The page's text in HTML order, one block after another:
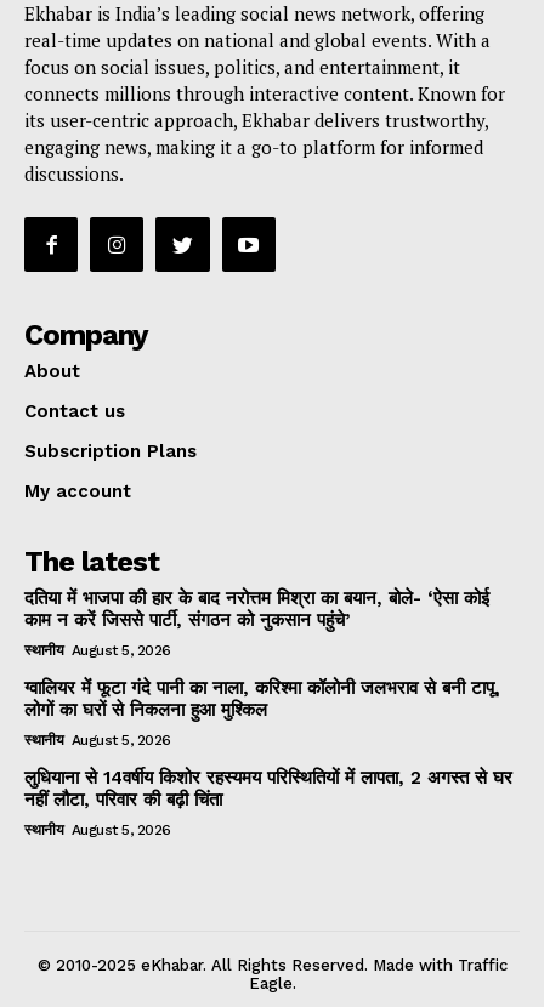
Ekhabar is India’s leading social news network, offering
real-time updates on national and global events. With a
focus on social issues, politics, and entertainment, it
connects millions through interactive content. Known for
its user-centric approach, Ekhabar delivers trustworthy,
engaging news, making it a go-to platform for informed
discussions.
Company
About
Contact us
Subscription Plans
My account
The latest
दतिया में भाजपा की हार के बाद नरोत्तम मिश्रा का बयान, बोले- ‘ऐसा कोई
काम न करें जिससे पार्टी, संगठन को नुकसान पहुंचे’
स्थानीय August 5, 2026
ग्वालियर में फूटा गंदे पानी का नाला, करिश्मा कॉलोनी जलभराव से बनी टापू,
लोगों का घरों से निकलना हुआ मुश्किल
स्थानीय August 5, 2026
लुधियाना से 14वर्षीय किशोर रहस्यमय परिस्थितियों में लापता, 2 अगस्त से घर
नहीं लौटा, परिवार की बढ़ी चिंता
स्थानीय August 5, 2026
© 2010-2025 eKhabar. All Rights Reserved. Made with Traffic
Eagle.